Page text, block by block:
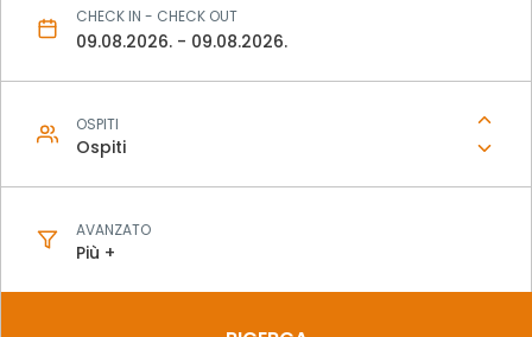
CHECK IN - CHECK OUT
OSPITI
Ospiti
AVANZATO
Più +